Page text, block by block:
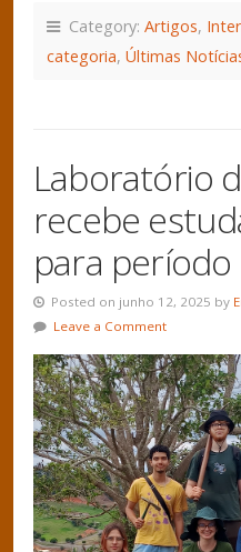
Category: Artigos,
categoria, Últimas
Laboratório
recebe
para período
Posted on junho 12, 2025 by
Leave a Comment